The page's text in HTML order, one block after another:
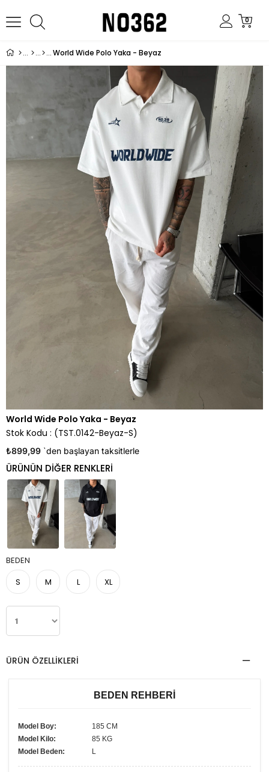
0
World Wide Polo Yaka - Beyaz
World Wide Polo Yaka - Beyaz
Stok Kodu
(TST.0142-Beyaz-S)
₺899,99 `den başlayan taksitlerle
BEDEN
S
M L XL
ÜRÜN ÖZELLIKLERI
BEDEN REHBERİ
Model Boy:
185 CM
Model Kilo:
85 KG
Model Beden:
L